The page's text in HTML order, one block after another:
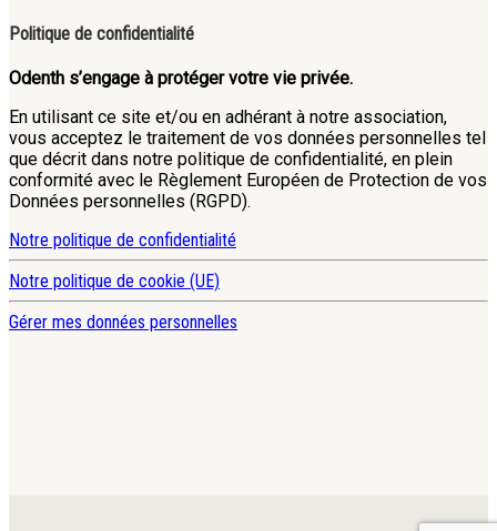
Politique de confidentialité
Odenth s’engage à protéger votre vie privée.
En utilisant ce site et/ou en adhérant à notre association,
vous acceptez le traitement de vos données personnelles tel
que décrit dans notre politique de confidentialité, en plein
conformité avec le Règlement Européen de Protection de vos
Données personnelles (RGPD).
Notre politique de confidentialité
Notre politique de cookie (UE)
Gérer mes données personnelles